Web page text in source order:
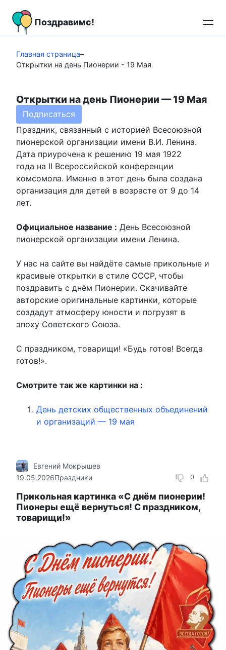
контенту
Поздравимс!
Главная страница–
Открытки на день Пионерии - 19 Мая
Открытки на день Пионерии — 19 Мая
Подписаться
Праздник, связанный с историей Всесоюзной
пионерской организации имени В.И. Ленина.
Дата приурочена к решению 19 мая 1922
года на II Всероссийской конференции
комсомола. Именно в этот день была создана
организация для детей в возрасте от 9 до 14
лет.
Официальное название : День Всесоюзной
пионерской организации имени Ленина.
У нас на сайте вы найдёте самые прикольные и
красивые открытки в стиле СССР, чтобы
поздравить с днём Пионерии. Скачивайте
авторские оригинальные картинки, которые
создадут атмосферу юности и погрузят в
эпоху Советского Союза.
С праздником, товарищи! «Будь готов! Всегда
готов!».
Смотрите так же картинки на :
День детских общественных объединений
и организаций — 19 мая
0
Евгений Мокрышев
19.05.2026Праздники
Прикольная картинка «С днём пионерии!
Пионеры ещё вернуться! С праздником,
товарищи!»